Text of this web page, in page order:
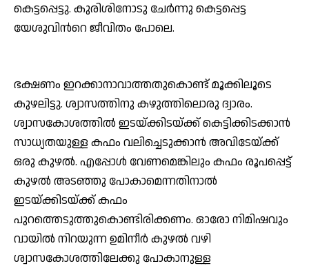
കെട്ടപ്പെട്ടു. കുരിശിനോടു ചേര്‍ന്നു കെട്ടപ്പെട്ട
യേശുവിന്‍റെ ജീവിതം പോലെ.
ഭക്ഷണം ഇറക്കാനാവാത്തതുകൊണ്ട് മൂക്കിലൂടെ
കുഴലിട്ടു. ശ്വാസത്തിനു കഴുത്തിലൊരു ദ്വാരം.
ശ്വാസകോശത്തില്‍ ഇടയ്ക്കിടയ്ക്ക് കെട്ടിക്കിടക്കാന്‍
സാധ്യതയുള്ള കഫം വലിച്ചെടുക്കാന്‍ അവിടേയ്ക്ക്
ഒരു കുഴല്‍. എപ്പോള്‍ വേണമെങ്കിലും കഫം രൂപപ്പെട്ട്
കുഴല്‍ അടഞ്ഞു പോകാമെന്നതിനാല്‍
ഇടയ്ക്കിടയ്ക്ക് കഫം
പുറത്തെടുത്തുകൊണ്ടിരിക്കണം. ഓരോ നിമിഷവും
വായില്‍ നിറയുന്ന ഉമിനീര്‍ കുഴല്‍ വഴി
ശ്വാസകോശത്തിലേക്കു പോകാനുള്ള